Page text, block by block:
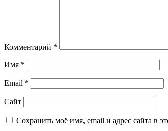
Комментарий *
Имя *
Email *
Сайт
Сохранить моё имя, email и адрес сайта в